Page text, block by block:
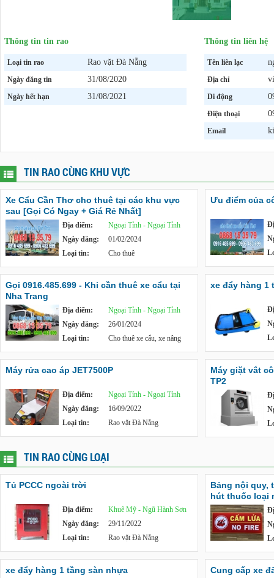
Thông tin tin rao
Loại tin rao Rao vặt Đà Nẵng
Ngày đăng tin 31/08/2020
Ngày hết hạn 31/08/2021
Thông tin liên hệ
Tên liên lạc
Địa chỉ
Di động
Điện thoại
Email
TIN RAO CÙNG KHU VỰC
Xe Cẩu Cần Thơ cho thuê tại các khu vực
sau [Gọi Có Ngay + Giá Rẻ Nhất]
Địa điểm:
Ngoại Tỉnh - Ngoại Tỉnh
Ngày đăng:
01/02/2024
Loại tin:
Cho thuê
Ưu điểm của
Gọi 0916.485.699 - Khi cần thuê xe cẩu tại
Nha Trang
Địa điểm:
Ngoại Tỉnh - Ngoại Tỉnh
Ngày đăng:
26/01/2024
Loại tin:
Cho thuê xe cẩu, xe nâng
xe đẩy hàng 1
Máy rửa cao áp JET7500P
Địa điểm:
Ngoại Tỉnh - Ngoại Tỉnh
Ngày đăng:
16/09/2022
Loại tin:
Rao vặt Đà Nẵng
Máy giặt vắt
TP2
TIN RAO CÙNG LOẠI
Tủ PCCC ngoài trời
Địa điểm:
Khuê Mỹ - Ngũ Hành Sơn
Ngày đăng:
29/11/2022
Loại tin:
Rao vặt Đà Nẵng
Bảng nội quy,
hút thuốc loại
xe đẩy hàng 1 tầng sàn nhựa Cung cấp xe